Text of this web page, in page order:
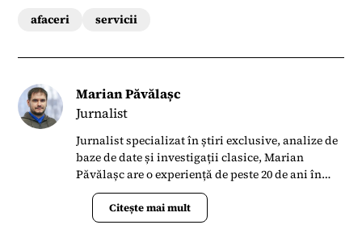
afaceri servicii
Marian Păvălașc
Jurnalist
Jurnalist specializat în știri exclusive, analize de
baze de date și investigații clasice, Marian
Păvălașc are o experiență de peste 20 de ani în
presa din România. S-a alăturat Termene.ro în
aprilie 2023 când s-a implicat în lansarea
Bussiness News ca un portal de știri la zi și
Citește mai mult